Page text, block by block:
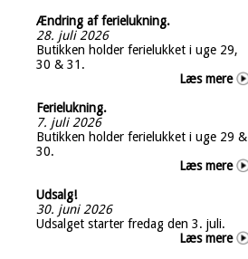
Ændring af ferielukning.
28. juli 2026
Butikken holder ferielukket i uge 29,
30 & 31.
Læs mere
Ferielukning.
7. juli 2026
Butikken holder ferielukket i uge 29 &
30.
Læs mere
Udsalg!
30. juni 2026
Udsalget starter fredag den 3. juli.
Læs mere